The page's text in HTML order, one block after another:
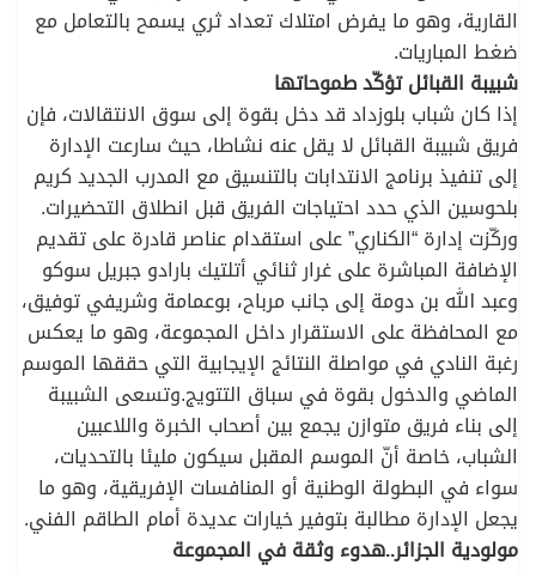
القارية، وهو ما يفرض امتلاك تعداد ثري يسمح بالتعامل مع
ضغط المباريات.
شبيبة القبائل تؤكّد طموحاتها
إذا كان شباب بلوزداد قد دخل بقوة إلى سوق الانتقالات، فإن
فريق شبيبة القبائل لا يقل عنه نشاطا، حيث سارعت الإدارة
إلى تنفيذ برنامج الانتدابات بالتنسيق مع المدرب الجديد كريم
بلحوسين الذي حدد احتياجات الفريق قبل انطلاق التحضيرات.
وركّزت إدارة “الكناري” على استقدام عناصر قادرة على تقديم
الإضافة المباشرة على غرار ثنائي أتلتيك بارادو جبريل سوكو
وعبد الله بن دومة إلى جانب مرباح، بوعمامة وشريفي توفيق،
مع المحافظة على الاستقرار داخل المجموعة، وهو ما يعكس
رغبة النادي في مواصلة النتائج الإيجابية التي حققها الموسم
الماضي والدخول بقوة في سباق التتويج.وتسعى الشبيبة
إلى بناء فريق متوازن يجمع بين أصحاب الخبرة واللاعبين
الشباب، خاصة أنّ الموسم المقبل سيكون مليئا بالتحديات،
سواء في البطولة الوطنية أو المنافسات الإفريقية، وهو ما
يجعل الإدارة مطالبة بتوفير خيارات عديدة أمام الطاقم الفني.
مولودية الجزائر..هدوء وثقة في المجموعة